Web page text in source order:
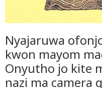
Nyajaruwa
kwon mayom
Onyutho jo kite
nazi ma camera